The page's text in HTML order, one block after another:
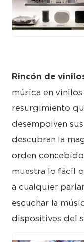
JPG
Rincón de
música en
resurgimiento
desempolven
descubran la
orden concebido
muestra lo fácil
a cualquier
escuchar la
dispositivos del